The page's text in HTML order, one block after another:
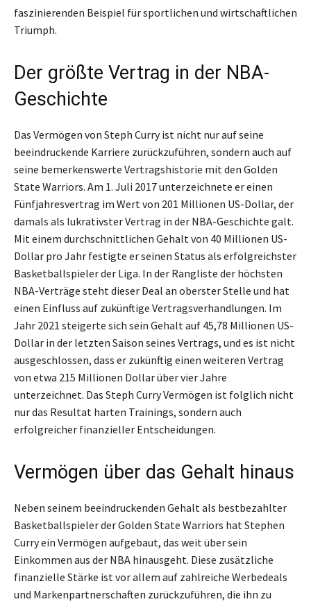
faszinierenden Beispiel für sportlichen und wirtschaftlichen
Triumph.
Der größte Vertrag in der NBA-
Geschichte
Das Vermögen von Steph Curry ist nicht nur auf seine
beeindruckende Karriere zurückzuführen, sondern auch auf
seine bemerkenswerte Vertragshistorie mit den Golden
State Warriors. Am 1. Juli 2017 unterzeichnete er einen
Fünfjahresvertrag im Wert von 201 Millionen US-Dollar, der
damals als lukrativster Vertrag in der NBA-Geschichte galt.
Mit einem durchschnittlichen Gehalt von 40 Millionen US-
Dollar pro Jahr festigte er seinen Status als erfolgreichster
Basketballspieler der Liga. In der Rangliste der höchsten
NBA-Verträge steht dieser Deal an oberster Stelle und hat
einen Einfluss auf zukünftige Vertragsverhandlungen. Im
Jahr 2021 steigerte sich sein Gehalt auf 45,78 Millionen US-
Dollar in der letzten Saison seines Vertrags, und es ist nicht
ausgeschlossen, dass er zukünftig einen weiteren Vertrag
von etwa 215 Millionen Dollar über vier Jahre
unterzeichnet. Das Steph Curry Vermögen ist folglich nicht
nur das Resultat harten Trainings, sondern auch
erfolgreicher finanzieller Entscheidungen.
Vermögen über das Gehalt hinaus
Neben seinem beeindruckenden Gehalt als bestbezahlter
Basketballspieler der Golden State Warriors hat Stephen
Curry ein Vermögen aufgebaut, das weit über sein
Einkommen aus der NBA hinausgeht. Diese zusätzliche
finanzielle Stärke ist vor allem auf zahlreiche Werbedeals
und Markenpartnerschaften zurückzuführen, die ihn zu